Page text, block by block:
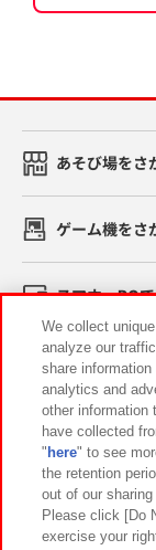
あそび場をさ
ゲーム機をさ
スマホ・PC
イベント・キ
関連会社
プライバシーポリ
お取引先
We collect
analyze our
share
analytics and
other information
have collected
" here" to see
the retention
out of our
Please click [Do
exercise your